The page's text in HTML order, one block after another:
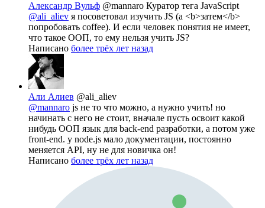
Александр Вульф @mannaro Куратор тега JavaScript
@ali_aliev я посоветовал изучить JS (а <b>затем</b>
попробовать coffee). И если человек понятия не имеет,
что такое ООП, то ему нельзя учить JS?
Написано более трёх лет назад
Али Алиев @ali_aliev
@mannaro js не то что можно, а нужно учить! но
начинать с него не стоит, вначале пусть освоит какой
нибудь ООП язык для back-end разработки, а потом уже
front-end. у node.js мало документации, постоянно
меняется API, ну не для новичка он!
Написано более трёх лет назад